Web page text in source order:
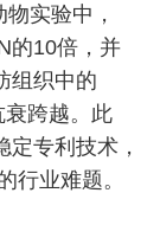
实验中，
的10倍，并
组织中的
跨越。此
专利技术，
行业难题。